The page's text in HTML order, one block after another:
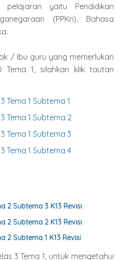
yaitu Pendidikan
(PPKn), Bahasa
/ Ibu guru yang memerlukan
Tema 1, silahkan klik tautan
Tema 1 Subtema 1
Tema 1 Subtema 2
Tema 1 Subtema 3
Tema 1 Subtema 4
2 Subtema 3 K13 Revisi
2 Subtema 2 K13 Revisi
2 Subtema 1 K13 Revisi
3 Tema 1, untuk mengetahui